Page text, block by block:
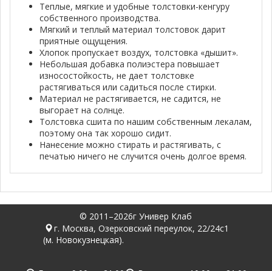
Теплые, мягкие и удобные толстовки-кенгуру
собственного производства.
Мягкий и теплый материал толстовок дарит
приятные ощущения.
Хлопок пропускает воздух, толстовка «дышит».
Небольшая добавка полиэстера повышает
износостойкость, не дает толстовке
растягиваться или садиться после стирки.
Материал не растягивается, не садится, не
выгорает на солнце.
Толстовка сшита по нашим собственным лекалам,
поэтому она так хорошо сидит.
Нанесение можно стирать и растягивать, с
печатью ничего не случится очень долгое время.
© 2011–2026г Универ Клаб
г. Москва, Озерковский переулок, 22/24с1
(м. Новокузнецкая).